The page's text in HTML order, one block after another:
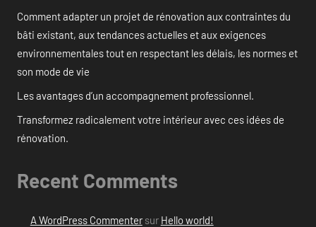
Comment adapter un projet de rénovation aux contraintes du
bâti existant, aux tendances actuelles et aux exigences
environnementales tout en respectant les délais, les normes et
son mode de vie
Les avantages d’un accompagnement professionnel.
Transformez radicalement votre intérieur avec ces idées de
rénovation.
Recent Comments
A WordPress Commentersur Hello world!